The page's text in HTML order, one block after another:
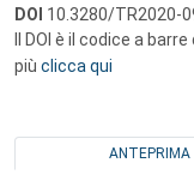
DOI 10.3280/TR2020-
Il DOI è il codice a
più clicca qui
ANTEPRIMA